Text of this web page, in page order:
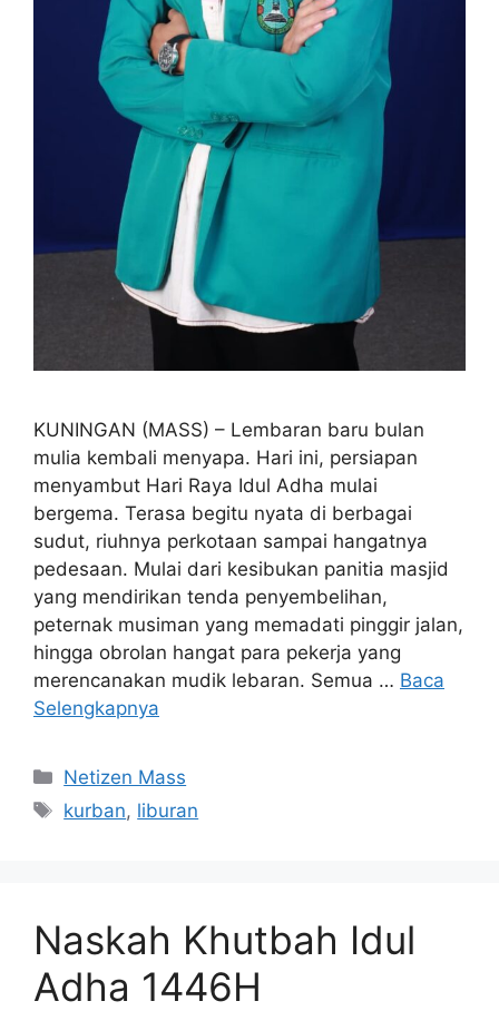
KUNINGAN (MASS) – Lembaran baru bulan
mulia kembali menyapa. Hari ini, persiapan
menyambut Hari Raya Idul Adha mulai
bergema. Terasa begitu nyata di berbagai
sudut, riuhnya perkotaan sampai hangatnya
pedesaan. Mulai dari kesibukan panitia masjid
yang mendirikan tenda penyembelihan,
peternak musiman yang memadati pinggir jalan,
hingga obrolan hangat para pekerja yang
merencanakan mudik lebaran. Semua … Baca
Selengkapnya
Kategori
Netizen Mass
Tag
kurban, liburan
Naskah Khutbah Idul
Adha 1446H